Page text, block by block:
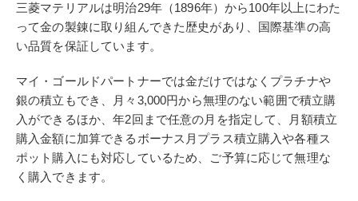
三菱マテリアルは明治29年（1896年）から100年以上にわた
って金の製錬に取り組んできた歴史があり、国際基準の高
い品質を保証しています。
マイ・ゴールドパートナーでは金だけではなくプラチナや
銀の積立もでき、月々3,000円から無理のない範囲で積立購
入ができるほか、年2回まで任意の月を指定して、月額積立
購入金額に加算できるボーナス月プラス積立購入や各種ス
ポット購入にも対応しているため、ご予算に応じて無理な
く購入できます。